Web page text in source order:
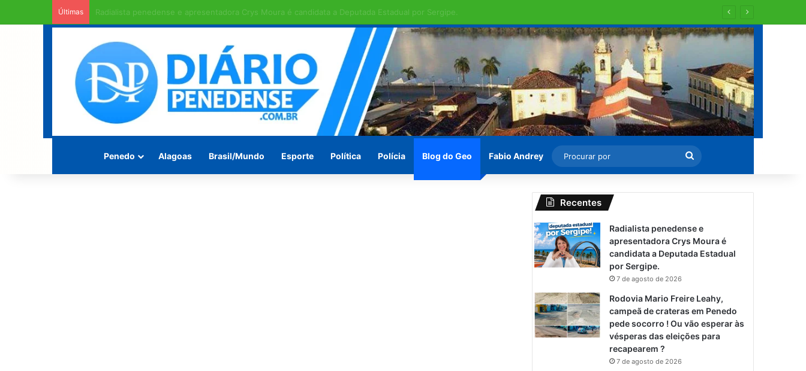
Últimas Rodovia Mario Freire Leahy, campeã de crateras em Penedo pede socorro ! Ou vão esperar às vésperas das eleições para recapearem ?
Penedo Alagoas Brasil/Mundo Esporte Política Polícia Blog do Geo Fabio Andrey
Procurar
por
Recentes
Radialista penedense e
apresentadora Crys Moura é
candidata a Deputada Estadual
por Sergipe.
7 de agosto de 2026
Rodovia Mario Freire Leahy,
campeã de crateras em Penedo
pede socorro ! Ou vão esperar às
vésperas das eleições para
recapearem ?
7 de agosto de 2026